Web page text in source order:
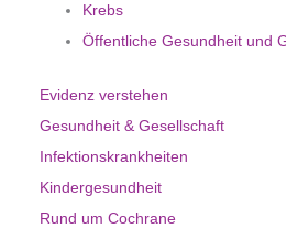
Krebs
Öffentliche Gesundheit und
Evidenz verstehen
Gesundheit & Gesellschaft
Infektionskrankheiten
Kindergesundheit
Rund um Cochrane